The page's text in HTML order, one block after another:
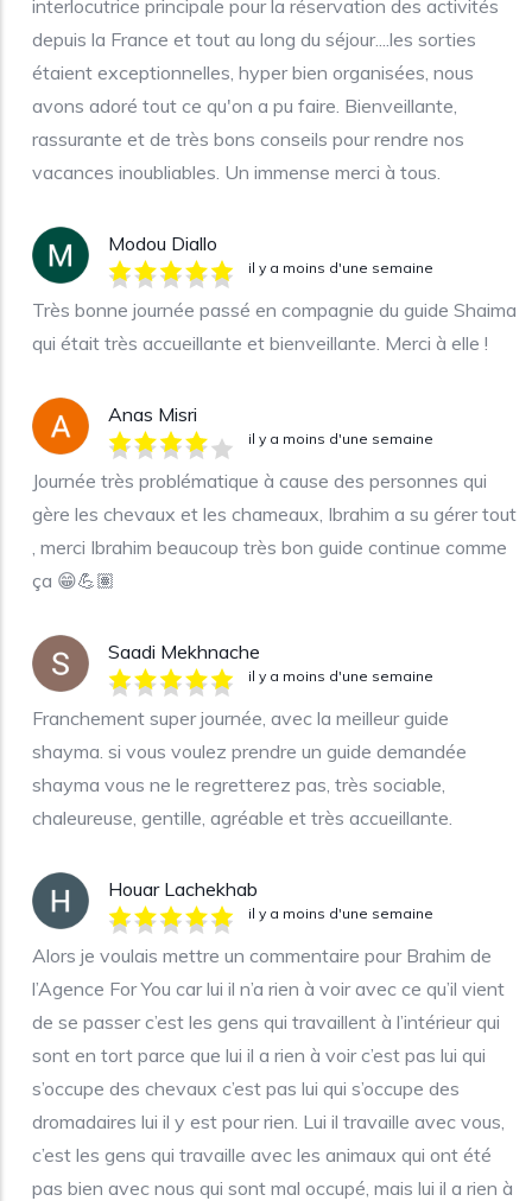
interlocutrice principale pour la réservation des activités
depuis la France et tout au long du séjour....les sorties
étaient exceptionnelles, hyper bien organisées, nous
avons adoré tout ce qu'on a pu faire. Bienveillante,
rassurante et de très bons conseils pour rendre nos
vacances inoubliables. Un immense merci à tous.
Modou Diallo
il y a moins d'une semaine
Très bonne journée passé en compagnie du guide Shaima
qui était très accueillante et bienveillante. Merci à elle !
Anas Misri
il y a moins d'une semaine
Journée très problématique à cause des personnes qui
gère les chevaux et les chameaux, Ibrahim a su gérer tout
, merci Ibrahim beaucoup très bon guide continue comme
ça 😁💪🏽
Saadi Mekhnache
il y a moins d'une semaine
Franchement super journée, avec la meilleur guide
shayma. si vous voulez prendre un guide demandée
shayma vous ne le regretterez pas, très sociable,
chaleureuse, gentille, agréable et très accueillante.
Houar Lachekhab
il y a moins d'une semaine
Alors je voulais mettre un commentaire pour Brahim de
l’Agence For You car lui il n’a rien à voir avec ce qu’il vient
de se passer c’est les gens qui travaillent à l’intérieur qui
sont en tort parce que lui il a rien à voir c’est pas lui qui
s’occupe des chevaux c’est pas lui qui s’occupe des
dromadaires lui il y est pour rien. Lui il travaille avec vous,
c’est les gens qui travaille avec les animaux qui ont été
pas bien avec nous qui sont mal occupé, mais lui il a rien à